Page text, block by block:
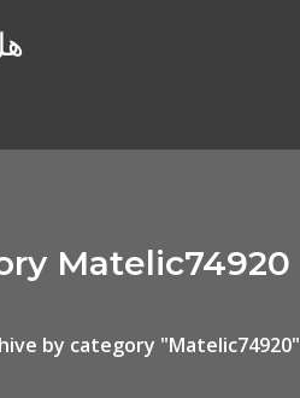
Matelic74920
by category "Matelic74920"